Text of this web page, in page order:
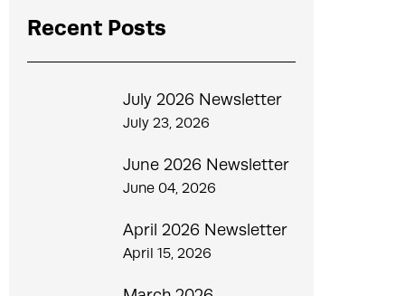
Recent Posts
July 2026 Newsletter
July 23, 2026
June 2026 Newsletter
June 04, 2026
April 2026 Newsletter
April 15, 2026